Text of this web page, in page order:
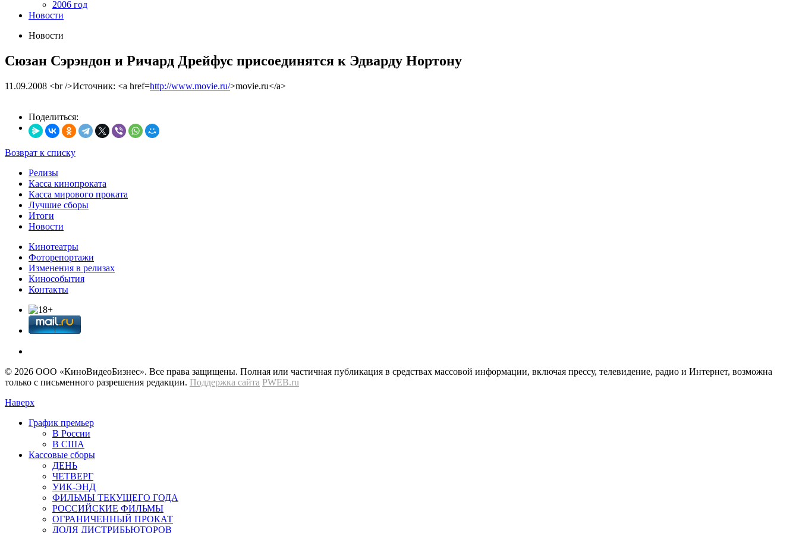
2006 год
Новости
Новости
Сюзан Сэрэндон и Ричард Дрейфус присоединятся к Эдварду Нортону
11.09.2008 <br />Источник: <a href=http://www.movie.ru/>movie.ru</a>
Поделиться:
Возврат к списку
Релизы
Касса кинопроката
Касса мирового проката
Лучшие сборы
Итоги
Новости
Кинотеатры
Фоторепортажи
Изменения в релизах
Кинособытия
Контакты
© 2026 OOО «КиноВидеоБизнес». Все права защищены. Полная или частичная публикация в средствах массовой информации, включая прессу, телевидение, радио и Интернет, возможна
только с письменного разрешения редакции. Поддержка сайта PWEB.ru
Наверх
График премьер
В России
В США
Кассовые сборы
ДЕНЬ
ЧЕТВЕРГ
УИК-ЭНД
ФИЛЬМЫ ТЕКУЩЕГО ГОДА
РОССИЙСКИЕ ФИЛЬМЫ
ОГРАНИЧЕННЫЙ ПРОКАТ
ДОЛЯ ДИСТРИБЬЮТОРОВ